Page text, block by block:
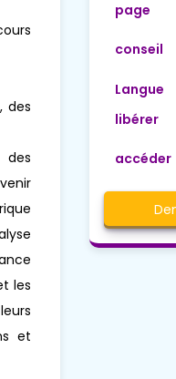
des
des
les
et
page
conseil
Langue
libérer
accéder